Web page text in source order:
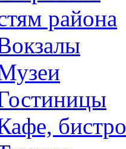
района
бистро